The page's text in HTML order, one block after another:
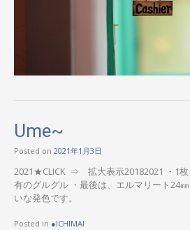
Ume~
Posted on 2021年1月3日
2021★CLICK ⇒ 拡大表示20182021 ・1枚
有のグルグル ・最後は、エルマリート24㎜
いな発色です。
Posted in ●ICHIMAI